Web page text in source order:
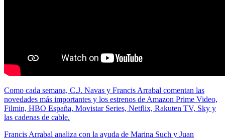
Como cada semana, C.J. Navas y Francis Arrabal comentan las
novedades más importantes y los estrenos de Amazon Prime Video,
Filmin, HBO España, Movistar Series, Netflix, Rakuten TV, Sky y
las cadenas de cable.
Francis Arrabal analiza con la ayuda de Marina Such y Juan